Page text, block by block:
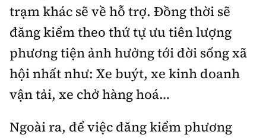
trạm khác sẽ về hỗ trợ. Đồng thời sẽ
đăng kiểm theo thứ tự ưu tiên lượng
phương tiện ảnh hưởng tới đời sống xã
hội nhất như: Xe buýt, xe kinh doanh
vận tải, xe chở hàng hoá…
Ngoài ra, để việc đăng kiểm phương